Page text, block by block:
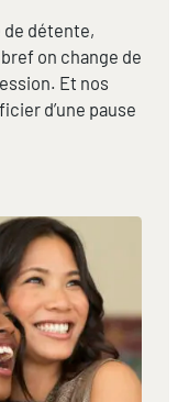
de détente,
on change de
Et nos
d’une pause